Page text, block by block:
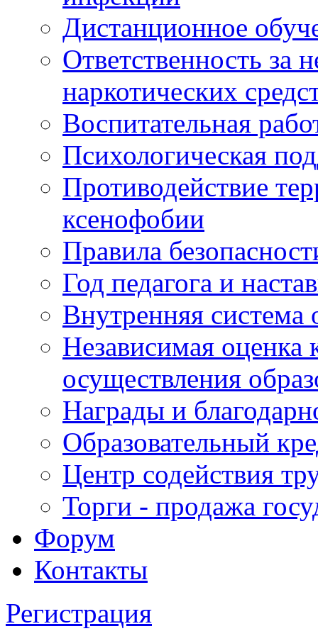
Дистанционное
Ответственность за
наркотических
Воспитательная
Психологическая
Противодействие
ксенофобии
Правила
Год педагога и
Внутренняя система
Независимая оценка
осуществления
Награды и
Образовательный
Центр содействия
Торги - продажа
Форум
Контакты
Регистрация